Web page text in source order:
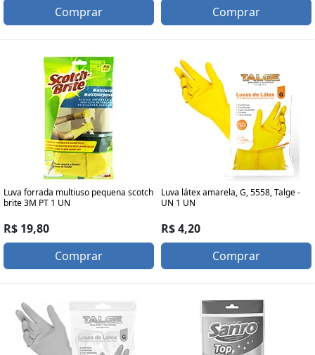
Comprar Comprar
Luva forrada multiuso pequena scotch
brite 3M PT 1 UN
R$ 19,80
Comprar
Luva látex amarela, G, 5558, Talge -
UN 1 UN
R$ 4,20
Comprar